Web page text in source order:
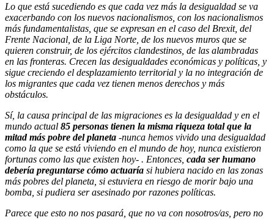
Lo que está sucediendo es que cada vez más la desigualdad se va
exacerbando con los nuevos nacionalismos, con los nacionalismos
más fundamentalistas, que se expresan en el caso del Brexit, del
Frente Nacional, de la Liga Norte, de los nuevos muros que se
quieren construir, de los ejércitos clandestinos, de las alambradas
en las fronteras. Crecen las desigualdades económicas y políticas, y
sigue creciendo el desplazamiento territorial y la no integración de
los migrantes que cada vez tienen menos derechos y más
obstáculos.
Sí, la causa principal de las migraciones es la desigualdad y en el
mundo actual 85 personas tienen la misma riqueza total que la
mitad más pobre del planeta -nunca hemos vivido una desigualdad
como la que se está viviendo en el mundo de hoy, nunca existieron
fortunas como las que existen hoy- . Entonces, cada ser humano
debería preguntarse cómo actuaría si hubiera nacido en las zonas
más pobres del planeta, si estuviera en riesgo de morir bajo una
bomba, si pudiera ser asesinado por razones políticas.
Parece que esto no nos pasará, que no va con nosotros/as, pero no